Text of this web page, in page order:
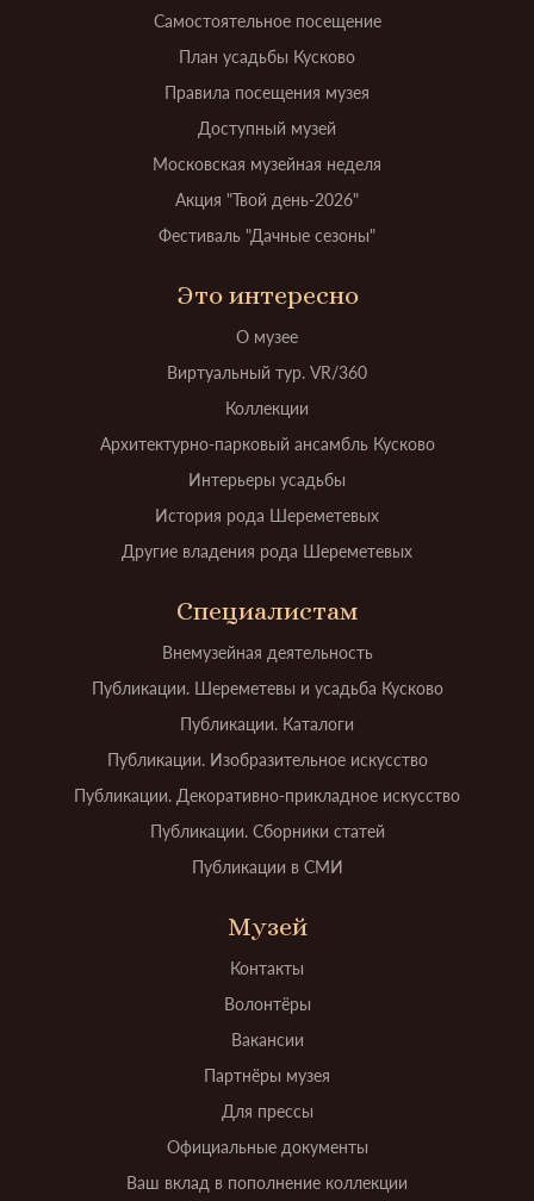
Самостоятельное посещение
План усадьбы Кусково
Правила посещения музея
Доступный музей
Московская музейная неделя
Акция "Твой день-2026"
Фестиваль "Дачные сезоны"
Это интересно
О музее
Виртуальный тур. VR/360
Коллекции
Архитектурно-парковый ансамбль Кусково
Интерьеры усадьбы
История рода Шереметевых
Другие владения рода Шереметевых
Специалистам
Внемузейная деятельность
Публикации. Шереметевы и усадьба Кусково
Публикации. Каталоги
Публикации. Изобразительное искусство
Публикации. Декоративно-прикладное искусство
Публикации. Сборники статей
Публикации в СМИ
Музей
Контакты
Волонтёры
Вакансии
Партнёры музея
Для прессы
Официальные документы
Ваш вклад в пополнение коллекции